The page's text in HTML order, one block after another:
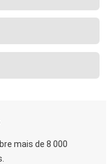
mais de 8 000